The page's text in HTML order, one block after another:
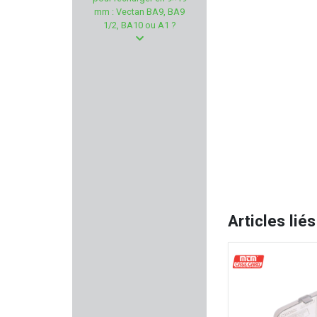
STRIKE INDUSTRIE
ARMANOV
mm : Vectan BA9, BA9
1/2, BA10 ou A1 ?
Articles